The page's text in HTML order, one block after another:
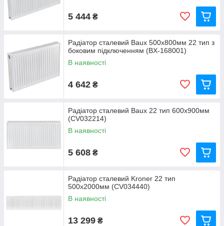
5 444 ₴
Радіатор сталевий Baux 500х800мм 22 тип з
боковим підключенням (BX-168001)
В наявності
4 642 ₴
Радіатор сталевий Baux 22 тип 600х900мм
(CV032214)
В наявності
5 608 ₴
Радіатор сталевий Kroner 22 тип
500х2000мм (CV034440)
В наявності
13 299 ₴